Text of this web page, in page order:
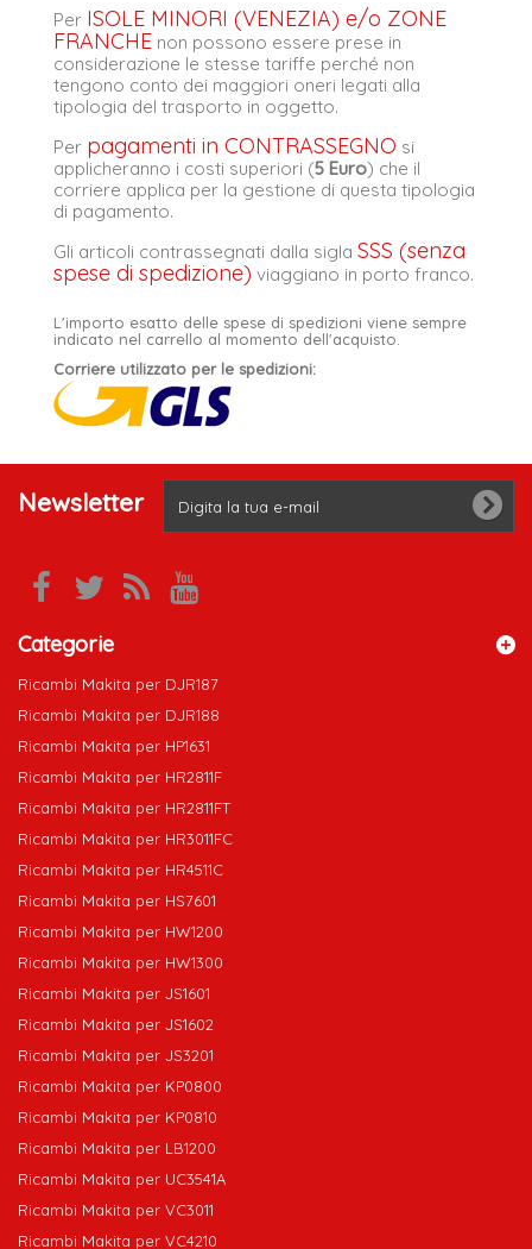
Per ISOLE MINORI (VENEZIA) e/o ZONE
FRANCHE non possono essere prese in
considerazione le stesse tariffe perché non
tengono conto dei maggiori oneri legati alla
tipologia del trasporto in oggetto.
Per pagamenti in CONTRASSEGNO si
applicheranno i costi superiori (5 Euro) che il
corriere applica per la gestione di questa tipologia
di pagamento.
Gli articoli contrassegnati dalla sigla SSS (senza
spese di spedizione) viaggiano in porto franco.
L'importo esatto delle spese di spedizioni viene sempre
indicato nel carrello al momento dell'acquisto.
Corriere utilizzato per le spedizioni:
Newsletter
Categorie
Ricambi Makita per DJR187
Ricambi Makita per DJR188
Ricambi Makita per HP1631
Ricambi Makita per HR2811F
Ricambi Makita per HR2811FT
Ricambi Makita per HR3011FC
Ricambi Makita per HR4511C
Ricambi Makita per HS7601
Ricambi Makita per HW1200
Ricambi Makita per HW1300
Ricambi Makita per JS1601
Ricambi Makita per JS1602
Ricambi Makita per JS3201
Ricambi Makita per KP0800
Ricambi Makita per KP0810
Ricambi Makita per LB1200
Ricambi Makita per UC3541A
Ricambi Makita per VC3011
Ricambi Makita per VC4210